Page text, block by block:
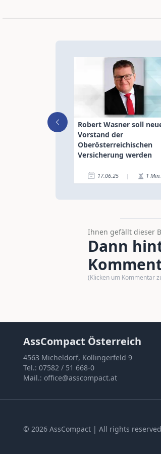
Robert Wasner soll
Vorstand der
Oberösterreichischen
Versicherung werden
17.06.25 | 1 Min.
Ihnen gefällt dieser
Dann
(Klicken um Kommentar
AssCompact Österreich
4563 Micheldorf, Kollingerfeld 9
Tel.: 07582 / 51 668-0
Mail.: office@asscompact.at
© 2026 AssCompact | All rights